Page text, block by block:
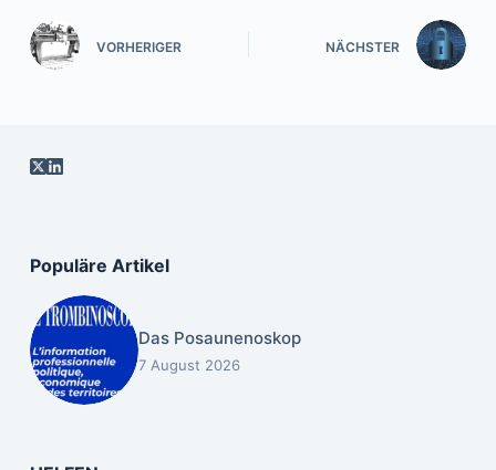
VORHERIGER NÄCHSTER
Populäre Artikel
Das Posaunenoskop
7 August 2026